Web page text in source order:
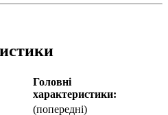
Головні
характеристики:
(попередні)